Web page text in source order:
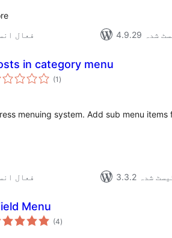
20+ فعال
شدہ
in category menu
(1 مجموعی
درجہ
)
menuing system. Add sub menu
20+ فعال
ٹیسٹ شدہ
Menu
(4مجموعی
درجہ
)